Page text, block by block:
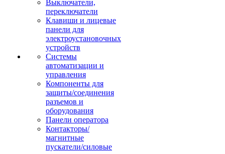
Выключатели,
переключатели
Клавиши и лицевые
панели для
электроустановочных
устройств
Системы
автоматизации и
управления
Компоненты для
защиты/соединения
разъемов и
оборудования
Панели оператора
Контакторы/
магнитные
пускатели/силовые